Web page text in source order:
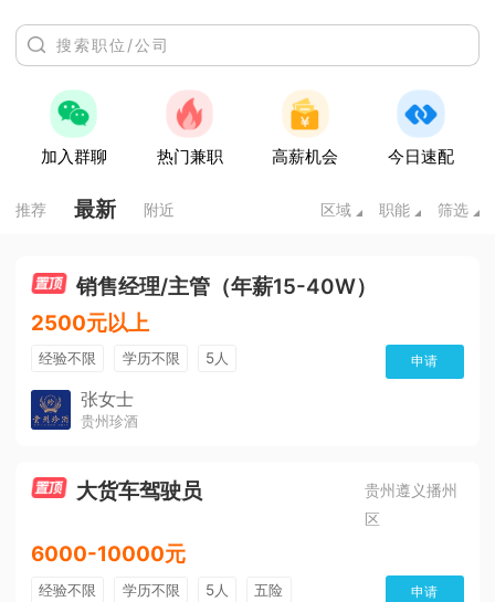
加入群聊 热门兼职 高薪机会 今日速配
推荐 最新 附近 区域 职能 筛选
销售经理/主管（年薪15-40W）
2500元以上
经验不限 学历不限 5人 申请
张女士
贵州珍酒
大货车驾驶员
贵州遵义播州
区
6000-10000元
经验不限 学历不限 5人
五险
申请